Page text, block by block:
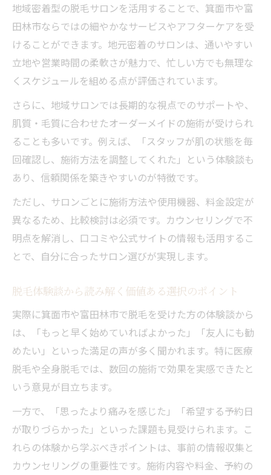
地域密着型の脱毛サロンを活用することで、箕面市や富
田林市ならではの細やかなサービスやアフターケアを受
けることができます。地元密着のサロンは、通いやすい
立地や営業時間の柔軟さが魅力で、忙しい方でも無理な
くスケジュールを組める点が評価されています。
さらに、地域サロンでは長期的な視点でのサポートや、
肌質・毛質に合わせたオーダーメイドの施術が受けられ
ることも多いです。例えば、「スタッフが肌の状態を毎
回確認し、施術方法を調整してくれた」という体験談も
あり、信頼関係を築きやすいのが特徴です。
ただし、サロンごとに施術方法や使用機器、料金設定が
異なるため、比較検討は必須です。カウンセリングで不
明点を解消し、口コミや公式サイトの情報も活用するこ
とで、自分に合ったサロン選びが実現します。
脱毛体験談から読み解く価値ある選択のポイント
実際に箕面市や富田林市で脱毛を受けた方の体験談から
は、「もっと早く始めていればよかった」「友人にも勧
めたい」といった満足の声が多く聞かれます。特に医療
脱毛や全身脱毛では、数回の施術で効果を実感できたと
いう意見が目立ちます。
一方で、「思ったより痛みを感じた」「希望する予約日
が取りづらかった」といった課題も見受けられます。こ
れらの体験から学ぶべきポイントは、事前の情報収集と
カウンセリングの重要性です。施術内容や料金、予約の